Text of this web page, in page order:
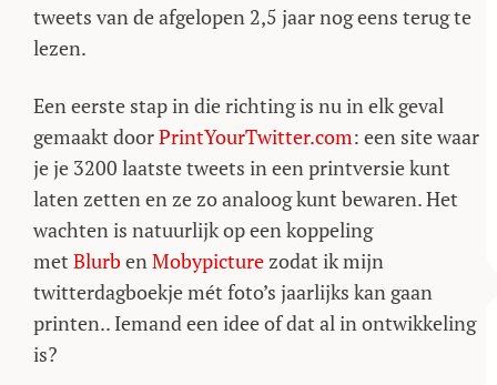
tweets van de afgelopen 2,5 jaar nog eens terug te
lezen.
Een eerste stap in die richting is nu in elk geval
gemaakt doorPrintYourTwitter.com: een site waar
je je 3200 laatste tweets in een printversie kunt
laten zetten en ze zo analoog kunt bewaren. Het
wachten is natuurlijk op een koppeling
met Blurb enMobypicturezodat ik mijn
twitterdagboekje mét foto’s jaarlijks kan gaan
printen.. Iemand een idee of dat al in ontwikkeling
is?